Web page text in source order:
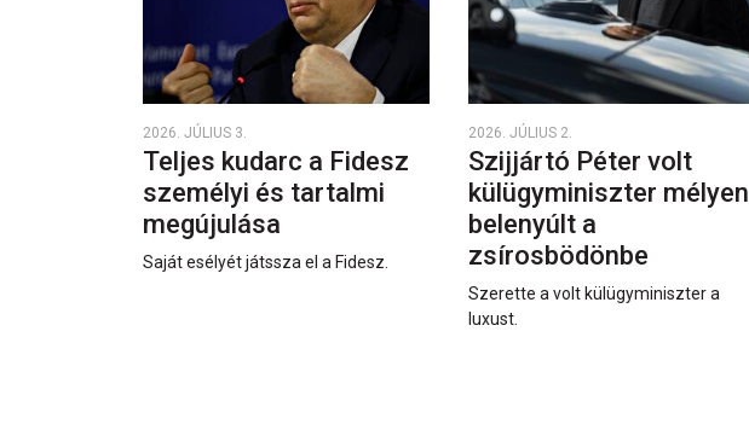
2026. JÚLIUS 3.
Teljes kudarc a Fidesz
személyi és tartalmi
megújulása
Saját esélyét játssza el a Fidesz.
2026. JÚLIUS 2.
Szijjártó Péter volt
külügyminiszter mélyen
belenyúlt a
zsírosbödönbe
Szerette a volt külügyminiszter a
luxust.